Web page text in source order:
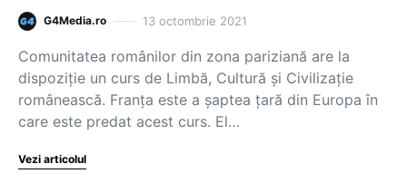
G4Media.ro 13 octombrie 2021
Comunitatea românilor din zona pariziană are la
dispoziție un curs de Limbă, Cultură și Civilizație
românească. Franța este a şaptea ţară din Europa în
care este predat acest curs. El…
Vezi articolul